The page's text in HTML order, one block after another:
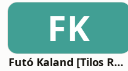
FK
Futó Kaland [Tilos Rádió podcast]